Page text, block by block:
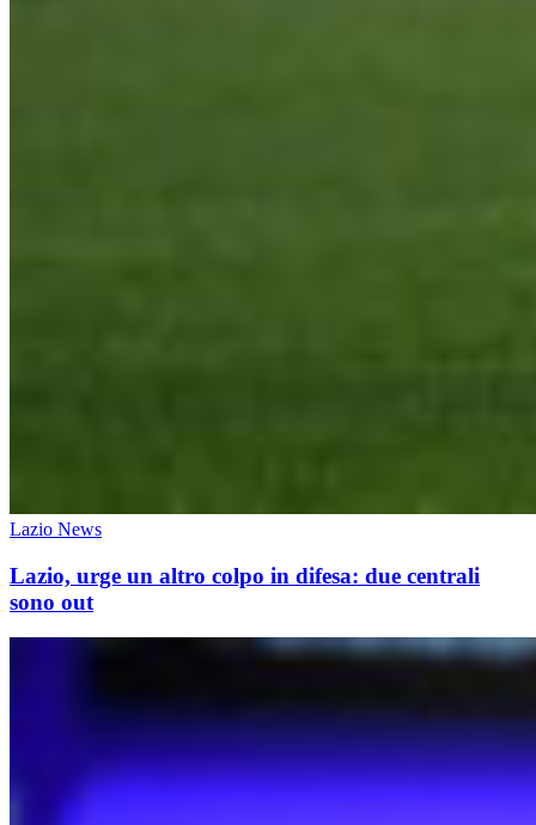
Lazio News
Lazio, urge un altro colpo in difesa: due centrali
sono out